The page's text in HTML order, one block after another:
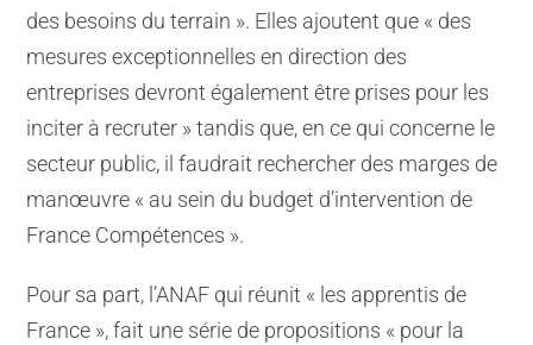
des besoins du terrain ». Elles ajoutent que « des
mesures exceptionnelles en direction des
entreprises devront également être prises pour les
inciter à recruter » tandis que, en ce qui concerne le
secteur public, il faudrait rechercher des marges de
manœuvre « au sein du budget d’intervention de
France Compétences ».
Pour sa part, l’ANAF qui réunit « les apprentis de
France », fait une série de propositions « pour la